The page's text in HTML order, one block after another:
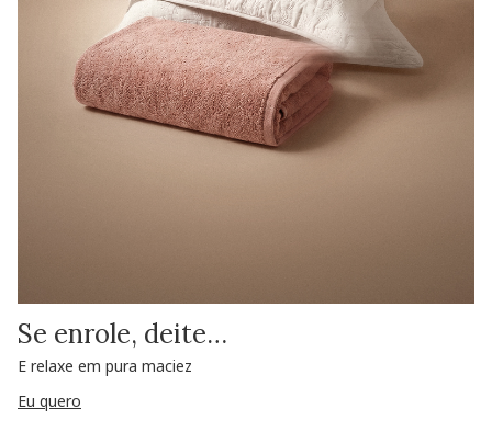
Se enrole, deite…
E relaxe em pura maciez
Eu quero